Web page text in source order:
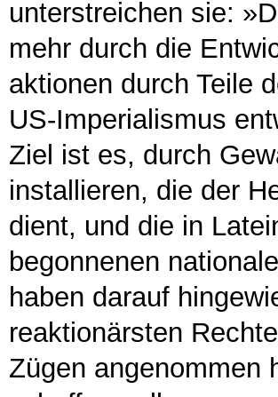
unterstreichen sie:
mehr durch die
aktionen durch Teile
US-Imperialismus
Ziel ist es, durch
installieren, die der
dient, und die in
begonnenen
haben darauf
reaktionärsten
Zügen angenommen